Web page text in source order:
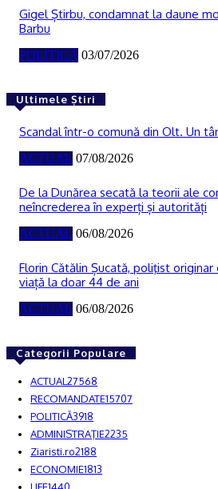
Gigel Știrbu, condamnat la daune
Barbu
POLITICĂ 03/07/2026
Ultimele Știri
Scandal într-o comună din Olt. Un
ACTUAL 07/08/2026
De la Dunărea secată la teorii ale
neîncrederea în experți și autorități
ACTUAL 06/08/2026
Florin Cătălin Șucată, poliţist
viață la doar 44 de ani
ACTUAL 06/08/2026
Categorii Populare
ACTUAL 27568
RECOMANDATE15707
POLITICĂ3918
ADMINISTRAŢIE2235
Ziaristi.ro2188
ECONOMIE1813